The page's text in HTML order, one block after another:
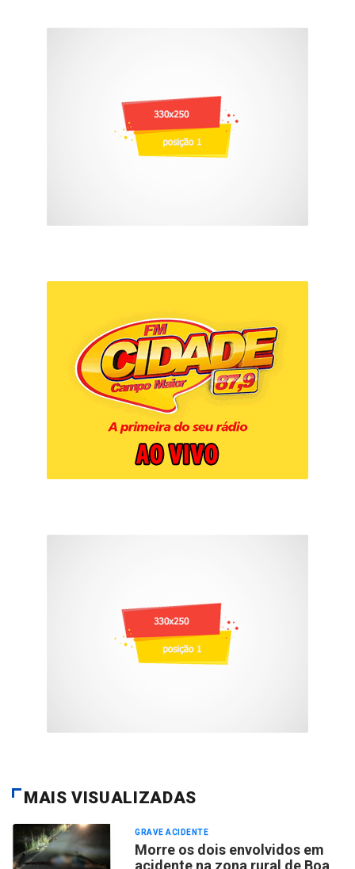
MAIS VISUALIZADAS
GRAVE ACIDENTE
Morre os dois envolvidos em
acidente na zona rural de Boa